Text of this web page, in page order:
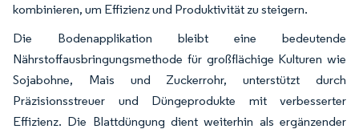
kombinieren, um Effizienz und Produktivität zu steigern.
Die Bodenapplikation bleibt eine bedeutende
Nährstoffausbringungsmethode für großflächige Kulturen wie
Sojabohne, Mais und Zuckerrohr, unterstützt durch
Präzisionsstreuer und Düngeprodukte mit verbesserter
Effizienz. Die Blattdüngung dient weiterhin als ergänzender